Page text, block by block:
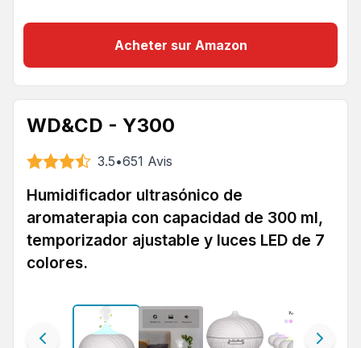
Acheter sur Amazon
WD&CD - Y300
3.5•651 Avis
Humidificador ultrasónico de
aromaterapia con capacidad de 300 ml,
temporizador ajustable y luces LED de 7
colores.